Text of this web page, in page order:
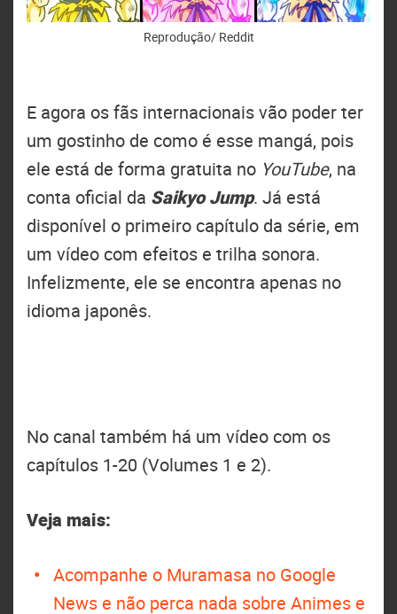
Reprodução/ Reddit
E agora os fãs internacionais vão poder ter
um gostinho de como é esse mangá, pois
ele está de forma gratuita no YouTube, na
conta oficial da Saikyo Jump. Já está
disponível o primeiro capítulo da série, em
um vídeo com efeitos e trilha sonora.
Infelizmente, ele se encontra apenas no
idioma japonês.
No canal também há um vídeo com os
capítulos 1-20 (Volumes 1 e 2).
Veja mais:
Acompanhe o Muramasa no Google
News e não perca nada sobre Animes e